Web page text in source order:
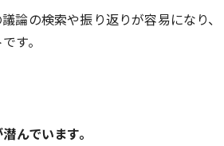
論の検索や振り返りが容易になり、
す。
んでいます。